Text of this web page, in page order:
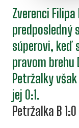
Zverenci
predposledný
súperovi, keď
pravom brehu
Petržalky
jej 0:1.
Petržalka B